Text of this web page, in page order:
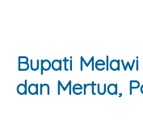
Bupati
dan Mertua,